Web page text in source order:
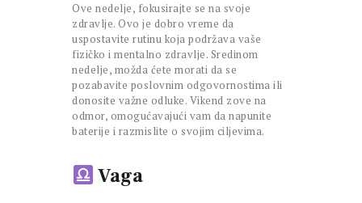
Ove nedelje, fokusirajte se na svoje
zdravlje. Ovo je dobro vreme da
uspostavite rutinu koja podržava vaše
fizičko i mentalno zdravlje. Sredinom
nedelje, možda ćete morati da se
pozabavite poslovnim odgovornostima ili
donosite važne odluke. Vikend zove na
odmor, omogućavajući vam da napunite
baterije i razmislite o svojim ciljevima.
Vaga